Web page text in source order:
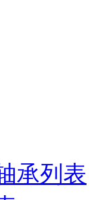
承列表